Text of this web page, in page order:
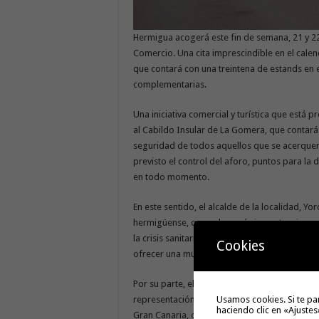
Hermigua acogerá este fin de semana, 21 y
Comercio. Una cita imprescindible en el
que contará con una treintena de estands
complementarias.
Una iniciativa comercial y turística que está
al Cabildo Insular de La Gomera, que
seguridad de todos aquellos que se
previsto el control del aforo, puntos para la
en todo momento.
En este sentido, el alcalde de la localidad,
hermigüense, que cobra más importancia
la crisis sanitaria de la Covid-19”. Por este
ofrecer una muestra amplia, atractiva y,
Por su parte, el concejal de Comercio, Jacob
representación de artesanos de La Gomera,
Gran Canaria, ofreciendo todos ellos un
Cookies
Usamos cookies. Si te
haciendo clic en